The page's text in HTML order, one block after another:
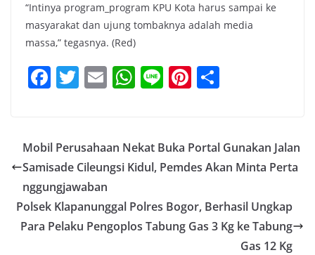
“Intinya program_program KPU Kota harus sampai ke
masyarakat dan ujung tombaknya adalah media
massa,” tegasnya. (Red)
F
e
b
o
o
k
T
er
E
l
W
s
A
p
Li Pi
e
st
e
Mobil Perusahaan Nekat Buka Portal Gunakan Jalan
Samisade Cileungsi Kidul, Pemdes Akan Minta Perta
nggungjawaban
Polsek Klapanunggal Polres Bogor, Berhasil Ungkap
Para Pelaku Pengoplos Tabung Gas 3 Kg ke Tabung
Gas 12 Kg